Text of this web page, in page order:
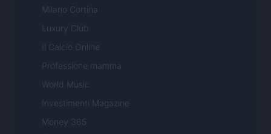
Milano Cortina
Luxury Club
Il Calcio Online
Professione mamma
World Music
Investimenti Magazine
Money 365